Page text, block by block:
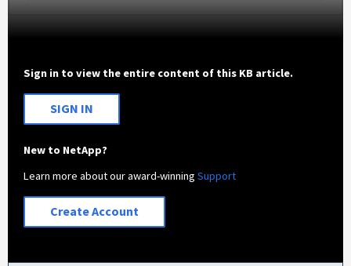
Sign in to view the entire content of this KB article.
SIGN IN
New to NetApp?
Learn more about our award-winningSupport
Create Account